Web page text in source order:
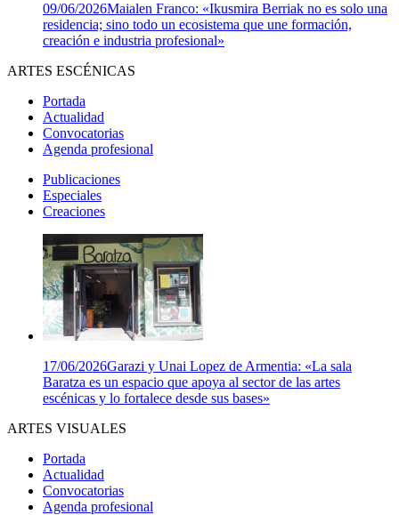
09/06/2026Maialen Franco: «Ikusmira Berriak no es solo una
residencia; sino todo un ecosistema que une formación,
creación e industria profesional»
ARTES ESCÉNICAS
Portada
Actualidad
Convocatorias
Agenda profesional
Publicaciones
Especiales
Creaciones
17/06/2026Garazi y Unai Lopez de Armentia: «La sala
Baratza es un espacio que apoya al sector de las artes
escénicas y lo fortalece desde sus bases»
ARTES VISUALES
Portada
Actualidad
Convocatorias
Agenda profesional